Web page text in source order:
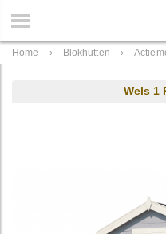
Home › Blokhutten ›
Wels 1